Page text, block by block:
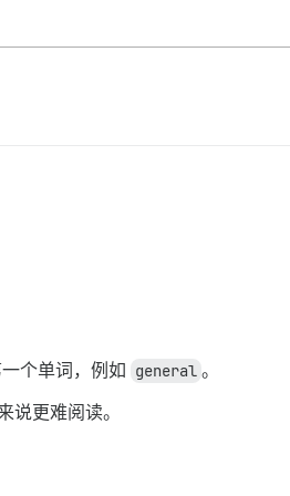
个单词，例如 general 。
更难阅读。